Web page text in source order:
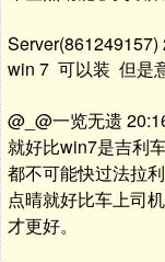
Server(861249157)
win 7 可以装 但是
@_@一览无遗
就好比win7是吉利
都不可能快过法拉利
点晴就好比车上司
才更好。